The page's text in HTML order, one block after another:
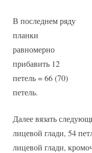
В последнем ряду
планки
равномерно
прибавить 12
петель = 66 (70)
петель.
Далее вязать
лицевой глади, 54
лицевой глади,